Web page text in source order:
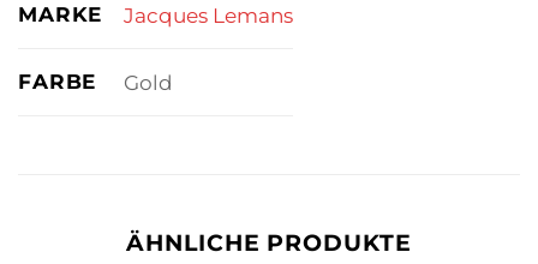
MARKE Jacques Lemans
FARBE Gold
ÄHNLICHE PRODUKTE